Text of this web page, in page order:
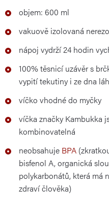
objem: 600 ml
vakuově izolovaná
nápoj vydrží 24 hodin
100% těsnicí uzávěr s
vypití tekutiny i ze dna
víčko vhodné do myčky
víčka značky Kambukka
kombinovatelná
neobsahuje BPA
bisfenol A, organická
polykarbonátů, která má
zdraví člověka)